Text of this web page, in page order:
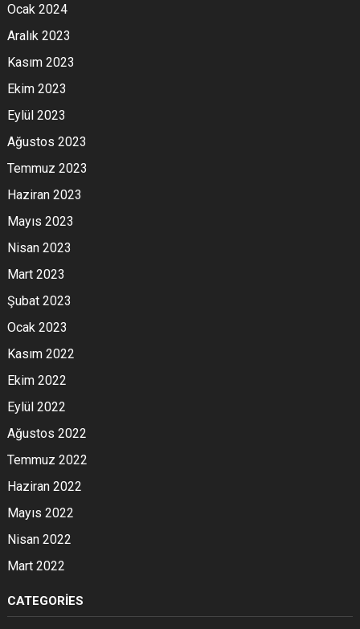
Ocak 2024
Aralık 2023
Kasım 2023
Ekim 2023
Eylül 2023
Ağustos 2023
Temmuz 2023
Haziran 2023
Mayıs 2023
Nisan 2023
Mart 2023
Şubat 2023
Ocak 2023
Kasım 2022
Ekim 2022
Eylül 2022
Ağustos 2022
Temmuz 2022
Haziran 2022
Mayıs 2022
Nisan 2022
Mart 2022
CATEGORIES